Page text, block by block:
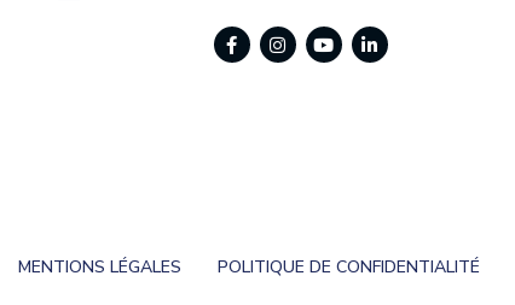
MENTIONS LÉGALES POLITIQUE DE CONFIDENTIALITÉ